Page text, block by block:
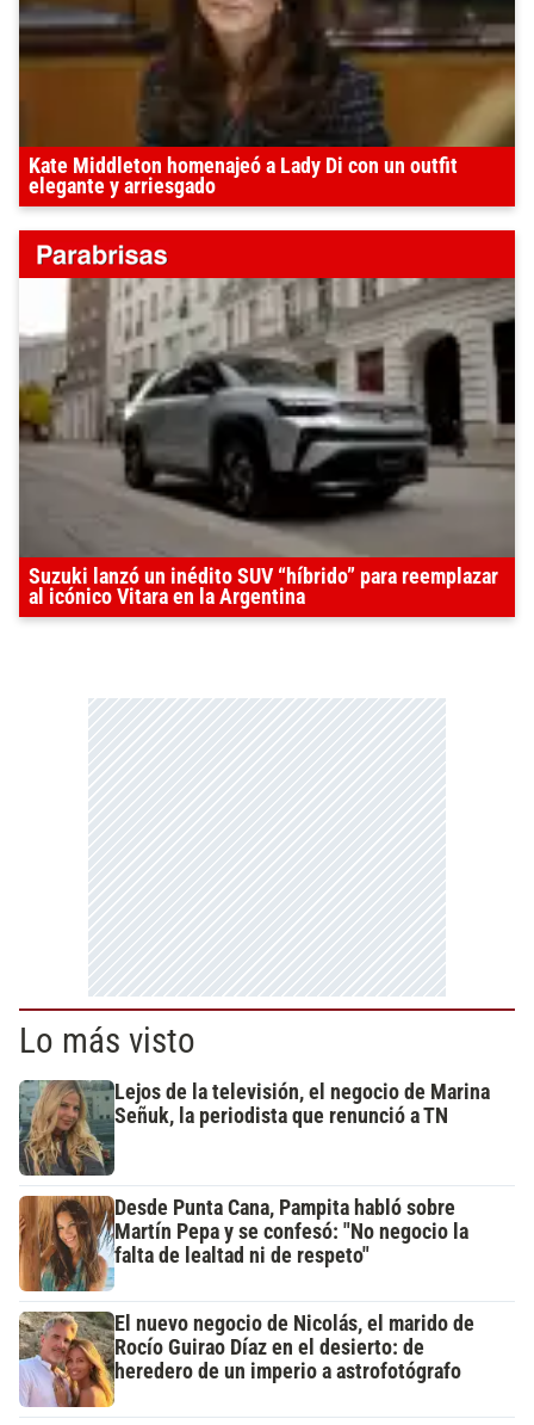
Kate Middleton homenajeó a Lady Di con un outfit
elegante y arriesgado
Suzuki lanzó un inédito SUV “híbrido” para reemplazar
al icónico Vitara en la Argentina
Lo más visto
Lejos de la televisión, el negocio de Marina
Señuk, la periodista que renunció a TN
Desde Punta Cana, Pampita habló sobre
Martín Pepa y se confesó: "No negocio la
falta de lealtad ni de respeto"
El nuevo negocio de Nicolás, el marido de
Rocío Guirao Díaz en el desierto: de
heredero de un imperio a astrofotógrafo